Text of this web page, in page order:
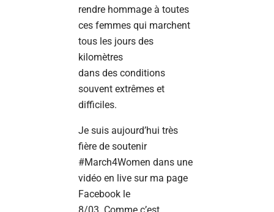
rendre hommage à toutes
ces femmes qui marchent
tous les jours des
kilomètres
dans des conditions
souvent extrêmes et
difficiles.
Je suis aujourd’hui très
fière de soutenir
#March4Women dans une
vidéo en live sur ma page
Facebook le